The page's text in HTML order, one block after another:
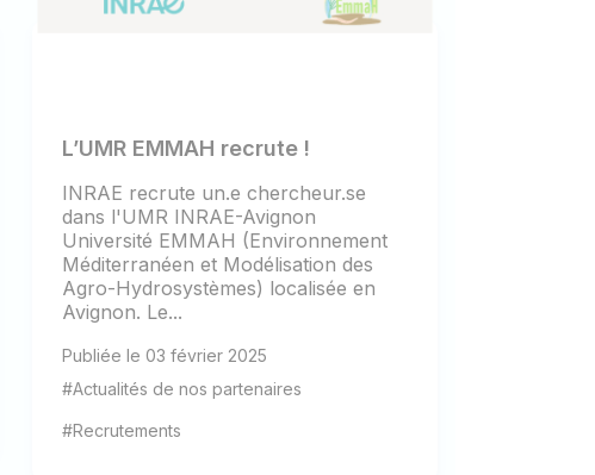
L’UMR EMMAH recrute !
INRAE recrute un.e chercheur.se
dans l'UMR INRAE-Avignon
Université EMMAH (Environnement
Méditerranéen et Modélisation des
Agro-Hydrosystèmes) localisée en
Avignon. Le...
Publiée le 03 février 2025
#Actualités de nos partenaires
#Recrutements